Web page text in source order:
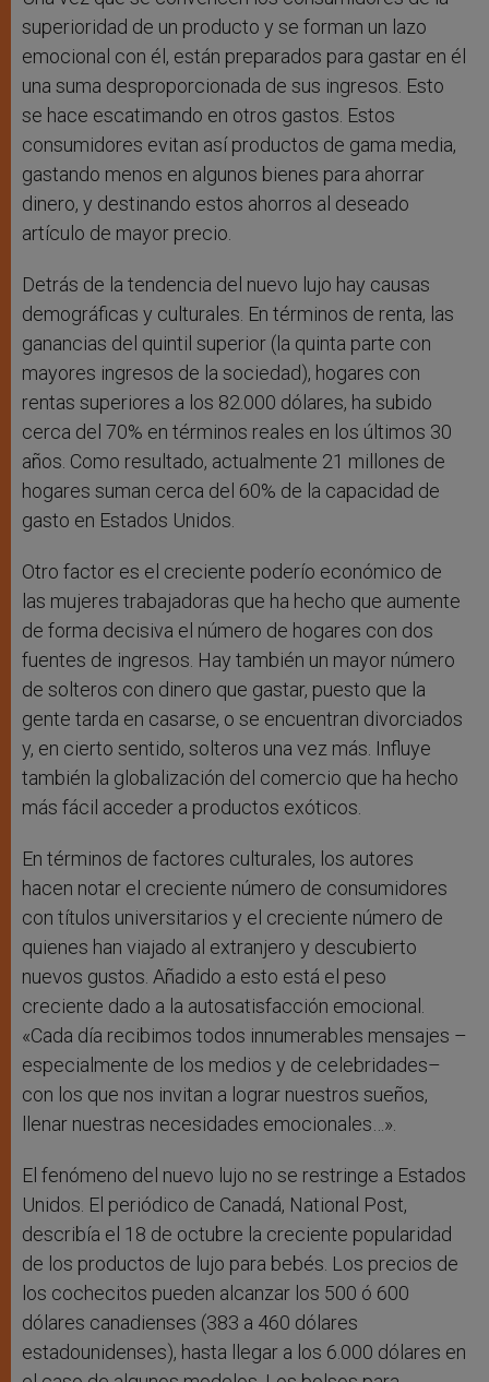
superioridad de un producto y se forman un lazo
emocional con él, están preparados para gastar en él
una suma desproporcionada de sus ingresos. Esto
se hace escatimando en otros gastos. Estos
consumidores evitan así productos de gama media,
gastando menos en algunos bienes para ahorrar
dinero, y destinando estos ahorros al deseado
artículo de mayor precio.
Detrás de la tendencia del nuevo lujo hay causas
demográficas y culturales. En términos de renta, las
ganancias del quintil superior (la quinta parte con
mayores ingresos de la sociedad), hogares con
rentas superiores a los 82.000 dólares, ha subido
cerca del 70% en términos reales en los últimos 30
años. Como resultado, actualmente 21 millones de
hogares suman cerca del 60% de la capacidad de
gasto en Estados Unidos.
Otro factor es el creciente poderío económico de
las mujeres trabajadoras que ha hecho que aumente
de forma decisiva el número de hogares con dos
fuentes de ingresos. Hay también un mayor número
de solteros con dinero que gastar, puesto que la
gente tarda en casarse, o se encuentran divorciados
y, en cierto sentido, solteros una vez más. Influye
también la globalización del comercio que ha hecho
más fácil acceder a productos exóticos.
En términos de factores culturales, los autores
hacen notar el creciente número de consumidores
con títulos universitarios y el creciente número de
quienes han viajado al extranjero y descubierto
nuevos gustos. Añadido a esto está el peso
creciente dado a la autosatisfacción emocional.
«Cada día recibimos todos innumerables mensajes –
especialmente de los medios y de celebridades–
con los que nos invitan a lograr nuestros sueños,
llenar nuestras necesidades emocionales…».
El fenómeno del nuevo lujo no se restringe a Estados
Unidos. El periódico de Canadá, National Post,
describía el 18 de octubre la creciente popularidad
de los productos de lujo para bebés. Los precios de
los cochecitos pueden alcanzar los 500 ó 600
dólares canadienses (383 a 460 dólares
estadounidenses), hasta llegar a los 6.000 dólares en